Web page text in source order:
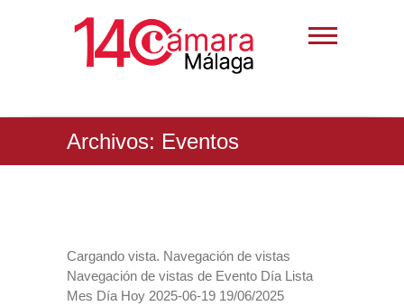
Archivos: Eventos
Cargando vista. Navegación de vistas
Navegación de vistas de Evento Día Lista
Mes Día Hoy 2025-06-19 19/06/2025